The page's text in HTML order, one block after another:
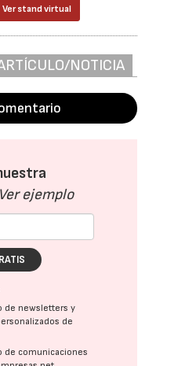
Ver stand virtual
NOTICIA
Ver ejemplo
de newsletters y
de
de comunicaciones